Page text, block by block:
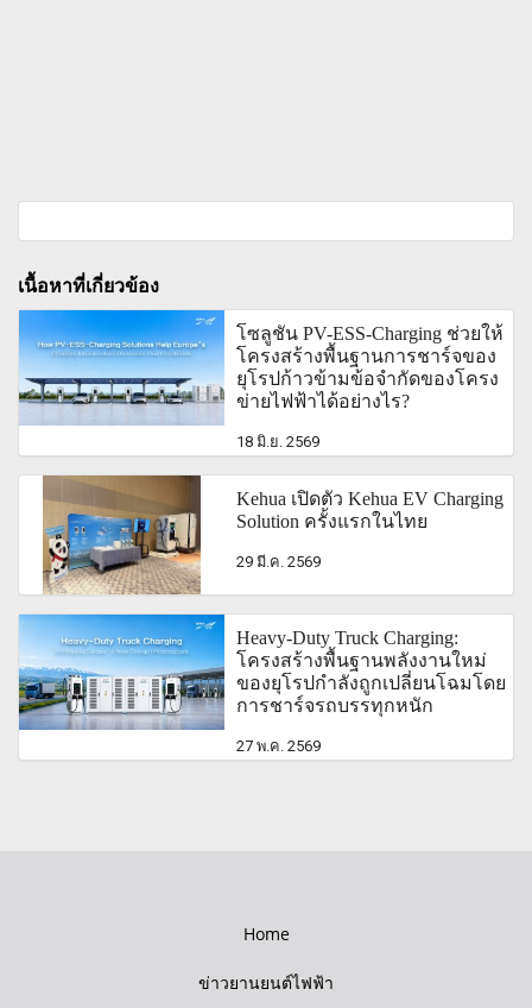
เนื้อหาที่เกี่ยวข้อง
โซลูชัน PV-ESS-Charging ช่วยให้
โครงสร้างพื้นฐานการชาร์จของ
ยุโรปก้าวข้ามข้อจำกัดของโครง
ข่ายไฟฟ้าได้อย่างไร?
18 มิ.ย. 2569
Kehua เปิดตัว Kehua EV Charging
Solution ครั้งแรกในไทย
29 มี.ค. 2569
Heavy-Duty Truck Charging:
โครงสร้างพื้นฐานพลังงานใหม่
ของยุโรปกำลังถูกเปลี่ยนโฉมโดย
การชาร์จรถบรรทุกหนัก
27 พ.ค. 2569
Home
ข่าวยานยนต์ไฟฟ้า